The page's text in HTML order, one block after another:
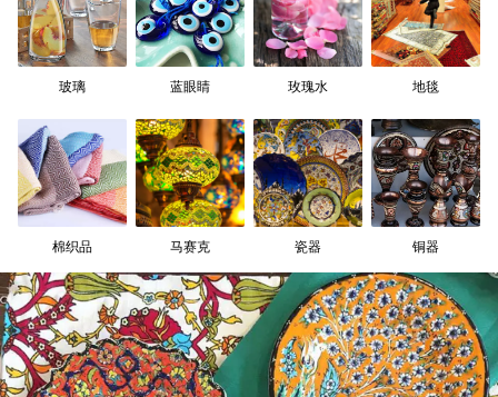
玻璃 蓝眼睛 玫瑰水 地毯
棉织品 马赛克 瓷器 铜器